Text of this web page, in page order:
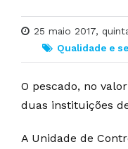
25 maio 2017,
Qualidade e
O pescado, no
duas instituições
A Unidade de